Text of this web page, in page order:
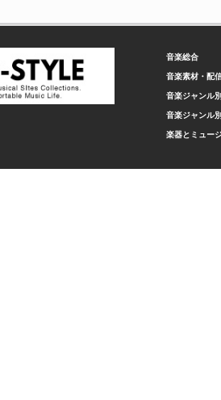
音楽総合
音楽素材・配
音楽ジャンル
音楽ジャンル
楽器とミュー